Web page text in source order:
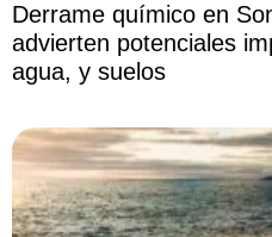
Derrame químico en
advierten potenciales
agua, y suelos